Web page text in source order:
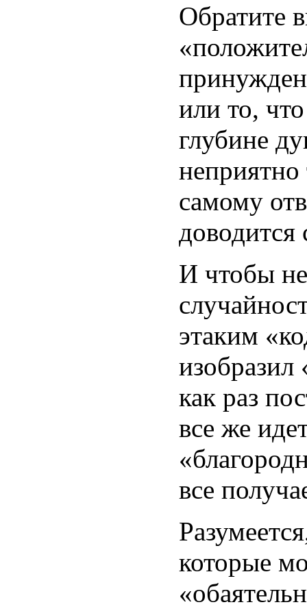
Обратите
или то,
глубине
неприятно
самому
доводится
И чтобы не
этаким
изобразил
как раз
все же
все
которые